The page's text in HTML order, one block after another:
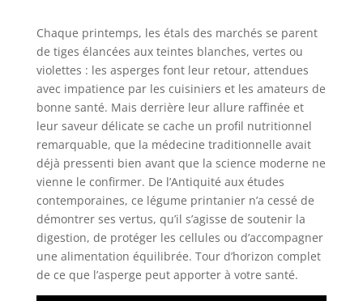
Chaque printemps, les étals des marchés se parent
de tiges élancées aux teintes blanches, vertes ou
violettes : les asperges font leur retour, attendues
avec impatience par les cuisiniers et les amateurs de
bonne santé. Mais derrière leur allure raffinée et
leur saveur délicate se cache un profil nutritionnel
remarquable, que la médecine traditionnelle avait
déjà pressenti bien avant que la science moderne ne
vienne le confirmer. De l’Antiquité aux études
contemporaines, ce légume printanier n’a cessé de
démontrer ses vertus, qu’il s’agisse de soutenir la
digestion, de protéger les cellules ou d’accompagner
une alimentation équilibrée. Tour d’horizon complet
de ce que l’asperge peut apporter à votre santé.